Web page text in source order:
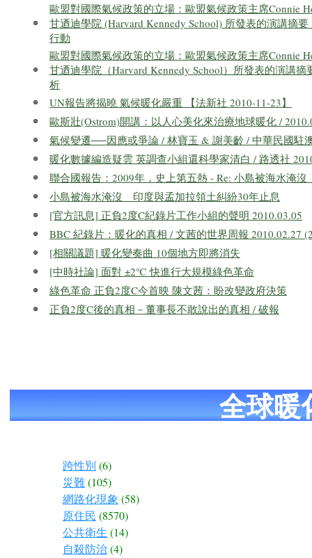
歐盟對國際氣候政策的立場：歐盟氣候政策主席Connie
甘迺迪學院 (Harvard Kennedy School) 所發表的演講摘
行動
歐盟對國際氣候政策的立場：歐盟氣候政策主席Connie
甘迺迪學院（Harvard Kennedy School）所發表的演講
析
UN報告將揭曉 氣候暖化嚴重 【法新社 2010-11-23】
歐斯壯(Ostrom)開講：以人心美化來治療地球暖化 /
氣候變遷──因應或爭論 / 林寶玉 & 謝美齡 / 中華民國駐
暖化數據編造疑雲 英調查小組還科學家清白 / 路透社
聯合國報告：2009年，史上第五熱 - Re: 小島被海水淹
小島被海水淹沒 印度與孟加拉領土糾紛30年止息
[官方訊息] 正負2度C紀錄片工作小組的聲明 2010.03.05
BBC 紀錄片：暖化的真相 / 文茜的世界周報 2010.02.27
[相關議題] 暖化變奏曲 10個地方即將消失
[中時社論] 面對 ±2℃ 快進行大規模綠色革命
綠色革命 正負2度C今首映 陳文茜：盼改變政府決策
正負2度C後的真相－董事長不敢說出的真相 / 破報
全球暖
跨性別 (6)
災難(105)
網路化現象 (58)
原住民 (8570)
公共衛生 (14)
自殺防治(4)